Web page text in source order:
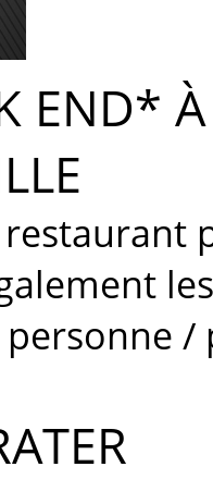
END*
/